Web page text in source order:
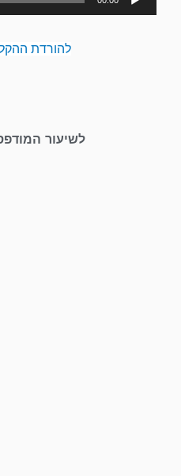
להורדת
לשיעור